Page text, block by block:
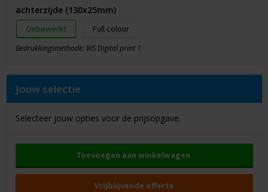
achterzijde (130x25mm)
Onbewerkt Full colour
Bedrukkingsmethode: WS Digital print 1
Jouw selectie
Selecteer jouw opties voor de prijsopgave.
Toevoegen aan winkelwagen
Vrijblijvende offerte